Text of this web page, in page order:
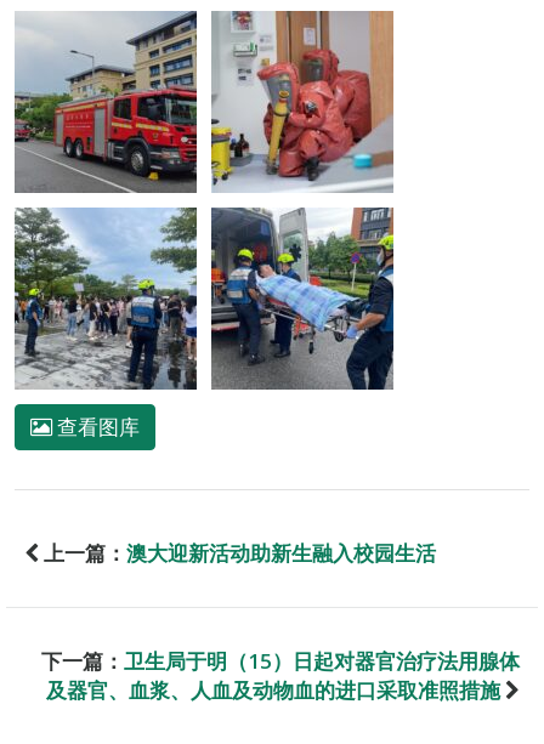
查看图库
上一篇： 澳大迎新活动助新生融入校园生活
下一篇： 卫生局于明（15）日起对器官治疗法用腺体
及器官、血浆、人血及动物血的进口采取准照措施